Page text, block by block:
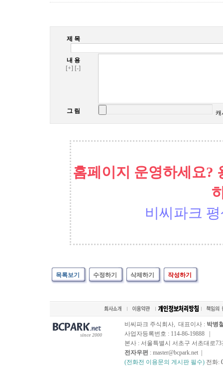
제 목
내 용
[+] [-]
그 림 캐
홈페이지 운영하세요?
비씨파크
목록보기 수정하기 삭제하기 작성하기
since 2000
비씨파크 주식회사, 대표이사 : 박병
사업자등록번호 : 114-86-19888 |
본사 : 서울특별시 서초구 서초대로73
전자우편 : master@bcpark.net |
(전화전 이용문의 게시판 필수) 전화: